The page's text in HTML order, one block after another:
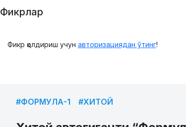
Фикрлар
Фикр қолдириш учун авторизациядан ўтинг!
#ФОРМУЛА-1 #ХИТОЙ